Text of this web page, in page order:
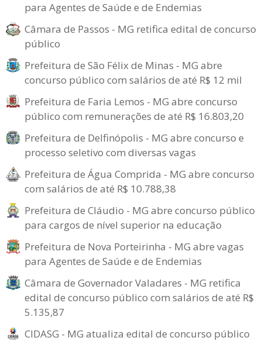
para Agentes de Saúde e de Endemias
Câmara de Passos - MG retifica edital de concurso
público
Prefeitura de São Félix de Minas - MG abre
concurso público com salários de até R$ 12 mil
Prefeitura de Faria Lemos - MG abre concurso
público com remunerações de até R$ 16.803,20
Prefeitura de Delfinópolis - MG abre concurso e
processo seletivo com diversas vagas
Prefeitura de Água Comprida - MG abre concurso
com salários de até R$ 10.788,38
Prefeitura de Cláudio - MG abre concurso público
para cargos de nível superior na educação
Prefeitura de Nova Porteirinha - MG abre vagas
para Agentes de Saúde e de Endemias
Câmara de Governador Valadares - MG retifica
edital de concurso público com salários de até R$
5.135,87
CIDASG - MG atualiza edital de concurso público